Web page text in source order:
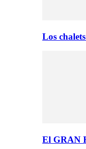
Los
El GRAN